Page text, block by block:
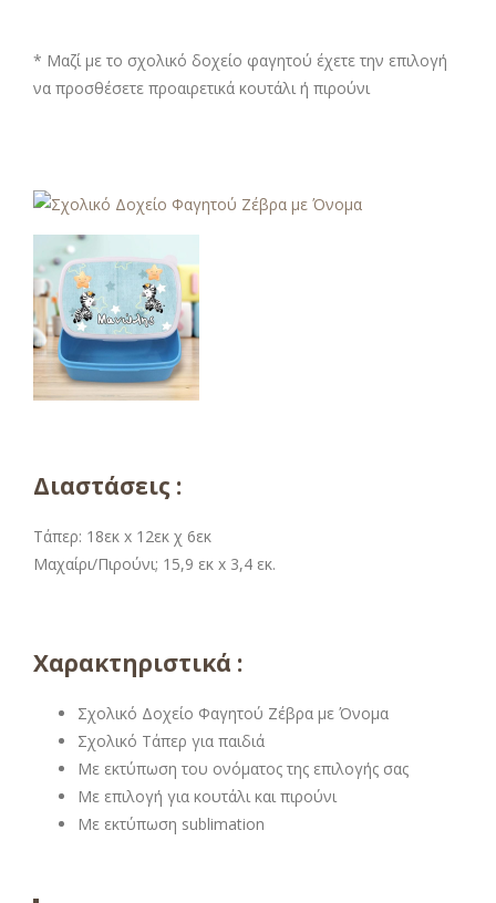
* Μαζί με το σχολικό δοχείο φαγητού έχετε την επιλογή
να προσθέσετε προαιρετικά κουτάλι ή πιρούνι
Διαστάσεις :
Τάπερ: 18εκ x 12εκ χ 6εκ
Μαχαίρι/Πιρούνι; 15,9 εκ x 3,4 εκ.
Χαρακτηριστικά :
Σχολικό Δοχείο Φαγητού Ζέβρα με Όνομα
Σχολικό Τάπερ για παιδιά
Με εκτύπωση του ονόματος της επιλογής σας
Με επιλογή για κουτάλι και πιρούνι
Με εκτύπωση sublimation